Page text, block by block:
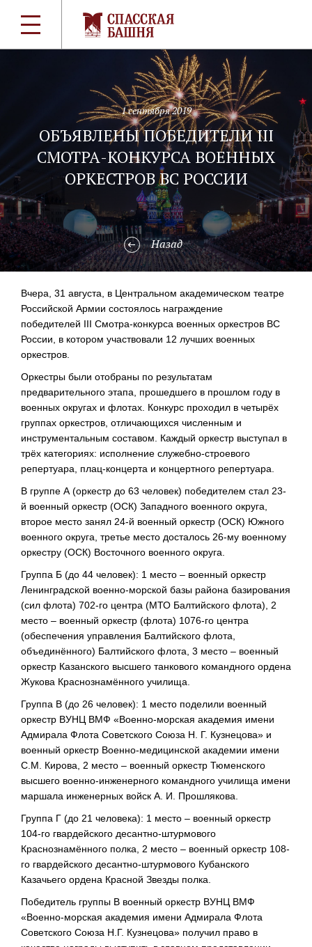
1 сентября 2019
ОБЪЯВЛЕНЫ ПОБЕДИТЕЛИ III
СМОТРА-КОНКУРСА ВОЕННЫХ
ОРКЕСТРОВ ВС РОССИИ
Назад
Вчера, 31 августа, в Центральном академическом театре
Российской Армии состоялось награждение
победителей III Смотра-конкурса военных оркестров ВС
России, в котором участвовали 12 лучших военных
оркестров.
Оркестры были отобраны по результатам
предварительного этапа, прошедшего в прошлом году в
военных округах и флотах. Конкурс проходил в четырёх
группах оркестров, отличающихся численным и
инструментальным составом. Каждый оркестр выступал в
трёх категориях: исполнение служебно-строевого
репертуара, плац-концерта и концертного репертуара.
В группе А (оркестр до 63 человек) победителем стал 23-
й военный оркестр (ОСК) Западного военного округа,
второе место занял 24-й военный оркестр (ОСК) Южного
военного округа, третье место досталось 26-му военному
оркестру (ОСК) Восточного военного округа.
Группа Б (до 44 человек): 1 место – военный оркестр
Ленинградской военно-морской базы района базирования
(сил флота) 702-го центра (МТО Балтийского флота), 2
место – военный оркестр (флота) 1076-го центра
(обеспечения управления Балтийского флота,
объединённого) Балтийского флота, 3 место – военный
оркестр Казанского высшего танкового командного ордена
Жукова Краснознамённого училища.
Группа В (до 26 человек): 1 место поделили военный
оркестр ВУНЦ ВМФ «Военно-морская академия имени
Адмирала Флота Советского Союза Н. Г. Кузнецова» и
военный оркестр Военно-медицинской академии имени
С.М. Кирова, 2 место – военный оркестр Тюменского
высшего военно-инженерного командного училища имени
маршала инженерных войск А. И. Прошлякова.
Группа Г (до 21 человека): 1 место – военный оркестр
104-го гвардейского десантно-штурмового
Краснознамённого полка, 2 место – военный оркестр 108-
го гвардейского десантно-штурмового Кубанского
Казачьего ордена Красной Звезды полка.
Победитель группы В военный оркестр ВУНЦ ВМФ
«Военно-морская академия имени Адмирала Флота
Советского Союза Н.Г. Кузнецова» получил право в